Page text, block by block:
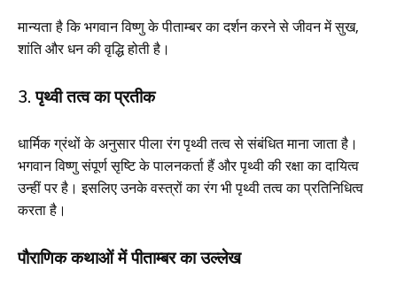
मान्यता है कि भगवान विष्णु के पीताम्बर का दर्शन करने से जीवन में सुख,
शांति और धन की वृद्धि होती है।
3. पृथ्वी तत्व का प्रतीक
धार्मिक ग्रंथों के अनुसार पीला रंग पृथ्वी तत्व से संबंधित माना जाता है।
भगवान विष्णु संपूर्ण सृष्टि के पालनकर्ता हैं और पृथ्वी की रक्षा का दायित्व
उन्हीं पर है। इसलिए उनके वस्त्रों का रंग भी पृथ्वी तत्व का प्रतिनिधित्व
करता है।
पौराणिक कथाओं में पीताम्बर का उल्लेख